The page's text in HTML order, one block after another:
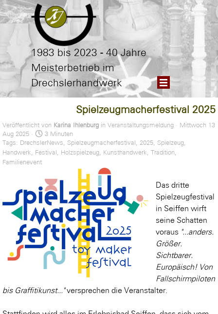
Direkt zum Seiteninhalt
Menü überspringen
1983 bis 2023 - 40 Jahre
Meisterbetrieb im
Drechslerhandwerk
Spielzeugmacherfestival 2025
Veröffentlicht von Karina Ihlenburg in Veranstaltungsmeldung · Mittwoch 13
Aug 2025 ·
3 Minuten
Tags: DrechslerNews Spielzeugmacherfestival 2025 Spielzeug
Handwerk
Festival Holzspielzeug Kunsthandwerk Tradition
Familienevent
Das dritte
Spielzeugfestival
in Seiffen wirft
seine Schatten
voraus "...anders.
Größer.
Sichtbarer.
Europäisch! Von
Fallschirmpiloten
bis Graffitikunst..."versprechen die Veranstalter.